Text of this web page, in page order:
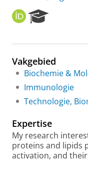
O
R
I
e
r
c
h
o
t
a
l
Vakgebied
Biochemie &
Immunologie
Technologie,
Expertise
My research
proteins and lipids
activation, and